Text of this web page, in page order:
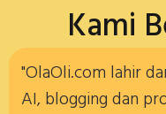
Kami
"OlaOli.com lahir
AI, blogging dan